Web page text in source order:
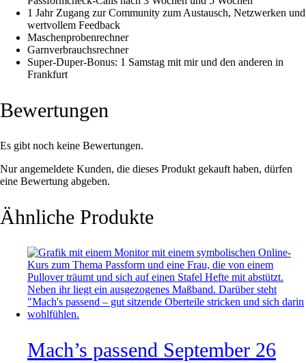
1 Jahr Zugang zur Community zum Austausch, Netzwerken und
wertvollem Feedback
Maschenprobenrechner
Garnverbrauchsrechner
Super-Duper-Bonus: 1 Samstag mit mir und den anderen in
Frankfurt
Bewertungen
Es gibt noch keine Bewertungen.
Nur angemeldete Kunden, die dieses Produkt gekauft haben, dürfen
eine Bewertung abgeben.
Ähnliche Produkte
Mach’s passend September 26